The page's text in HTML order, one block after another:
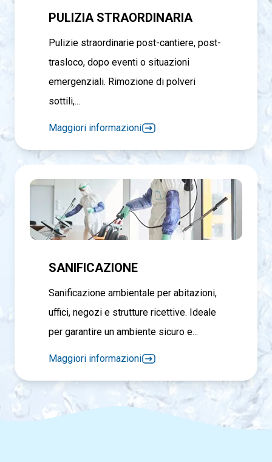
PULIZIA STRAORDINARIA
Pulizie straordinarie post-cantiere, post-
trasloco, dopo eventi o situazioni
emergenziali. Rimozione di polveri
sottili,...
Maggiori informazioni
SANIFICAZIONE
Sanificazione ambientale per abitazioni,
uffici, negozi e strutture ricettive. Ideale
per garantire un ambiente sicuro e...
Maggiori informazioni